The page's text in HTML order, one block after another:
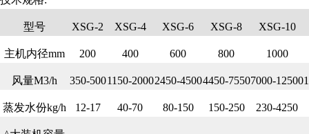
型号 XSG-2 XSG-4 XSG-6 XSG-8 XSG-10
主机内径mm 200 400 600 800 1000
风量M3/h 350-5001150-20002450-45004450-75507000-12500
蒸发水份kg/h 12-17 40-70 80-150 150-250 230-4250